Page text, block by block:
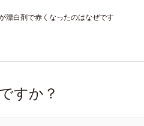
漂白剤で赤くなったのはなぜです
すか？